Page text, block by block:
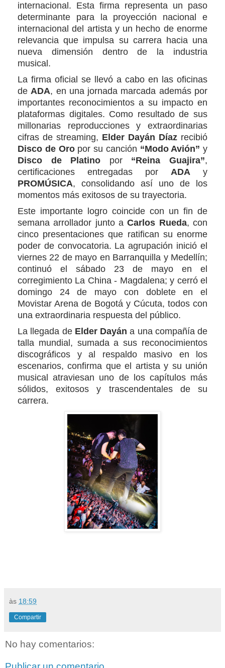
internacional. Esta firma representa un paso
determinante para la proyección nacional e
internacional del artista y un hecho de enorme
relevancia que impulsa su carrera hacia una
nueva dimensión dentro de la industria
musical.
La firma oficial se llevó a cabo en las oficinas
deADA, en una jornada marcada además por
importantes reconocimientos a su impacto en
plataformas digitales. Como resultado de sus
millonarias reproducciones y extraordinarias
cifras de streaming, Elder Dayán Díaz recibió
Disco de Oropor su canción “Modo Avión” y
Disco de Platino por“Reina Guajira”,
certificaciones entregadas por ADA y
PROMÚSICA, consolidando así uno de los
momentos más exitosos de su trayectoria.
Este importante logro coincide con un fin de
semana arrollador junto aCarlos Rueda, con
cinco presentaciones que ratifican su enorme
poder de convocatoria. La agrupación inició el
viernes 22 de mayo en Barranquilla y Medellín;
continuó el sábado 23 de mayo en el
corregimiento La China - Magdalena; y cerró el
domingo 24 de mayo con doblete en el
Movistar Arena de Bogotá y Cúcuta, todos con
una extraordinaria respuesta del público.
La llegada de Elder Dayán a una compañía de
talla mundial, sumada a sus reconocimientos
discográficos y al respaldo masivo en los
escenarios, confirma que el artista y su unión
musical atraviesan uno de los capítulos más
sólidos, exitosos y trascendentales de su
carrera.
às 18:59
Compartir
No hay comentarios: